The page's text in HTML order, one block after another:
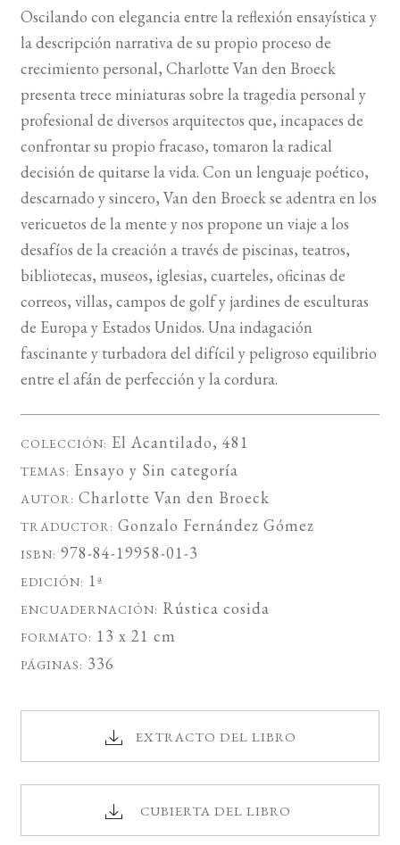
BUSCAR
LISTA DE LIBROS
Oscilando con elegancia entre la reflexión ensayística y
la descripción narrativa de su propio proceso de
crecimiento personal, Charlotte Van den Broeck
presenta trece miniaturas sobre la tragedia personal y
profesional de diversos arquitectos que, incapaces de
confrontar su propio fracaso, tomaron la radical
decisión de quitarse la vida. Con un lenguaje poético,
descarnado y sincero, Van den Broeck se adentra en los
vericuetos de la mente y nos propone un viaje a los
desafíos de la creación a través de piscinas, teatros,
bibliotecas, museos, iglesias, cuarteles, oficinas de
correos, villas, campos de golf y jardines de esculturas
de Europa y Estados Unidos. Una indagación
fascinante y turbadora del difícil y peligroso equilibrio
entre el afán de perfección y la cordura.
COLECCIÓN: El Acantilado, 481
TEMAS: Ensayo y Sin categoría
AUTOR: Charlotte Van den Broeck
TRADUCTOR: Gonzalo Fernández Gómez
ISBN: 978-84-19958-01-3
EDICIÓN: 1ª
ENCUADERNACIÓN: Rústica cosida
FORMATO: 13 x 21 cm
PÁGINAS: 336
EXTRACTO DEL LIBRO
CUBIERTA DEL LIBRO